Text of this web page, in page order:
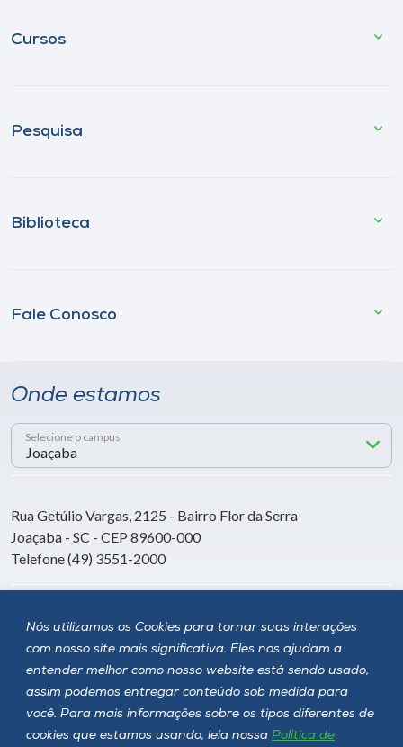
Nós utilizamos os Cookies para tornar suas interações
com nosso site mais significativa. Eles nos ajudam a
entender melhor como nosso website está sendo usado,
assim podemos entregar conteúdo sob medida para
você. Para mais informações sobre os tipos diferentes de
cookies que estamos usando, leia nossa Política de
Cursos
Pesquisa
Biblioteca
Fale Conosco
Onde estamos
Selecione o campus
Rua Getúlio Vargas, 2125 - Bairro Flor da Serra
Joaçaba - SC - CEP 89600-000
Telefone (49) 3551-2000
Siga a Unoesc